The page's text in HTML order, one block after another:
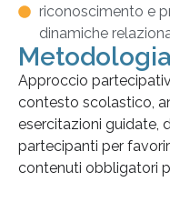
riconoscimento e
dinamiche
Metodologia
Approccio
contesto scolastico,
esercitazioni guidate,
partecipanti per
contenuti obbligatori